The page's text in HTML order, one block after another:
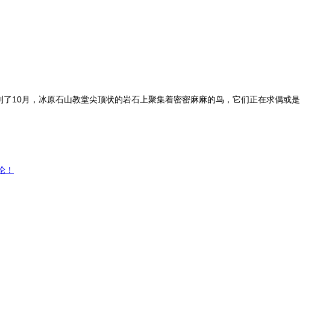
10月，冰原石山教堂尖顶状的岩石上聚集着密密麻麻的鸟，它们正在求偶或是
！